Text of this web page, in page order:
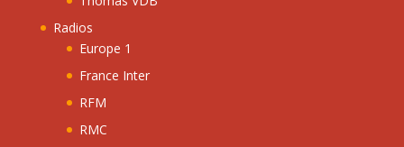
Radios
Europe 1
France Inter
RFM
RMC